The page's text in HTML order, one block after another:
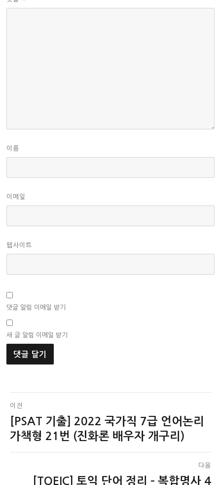
이름
이메일
웹사이트
댓글 알림 이메일 받기
새 글 알림 이메일 받기
글
탐
색
이전
이
전
[PSAT 기출] 2022 국가직 7급 언어논리
가책형 21번 (진화론 배우자 개구리)
다음
[TOEIC] 토익 단어 정리 – 복합명사 4